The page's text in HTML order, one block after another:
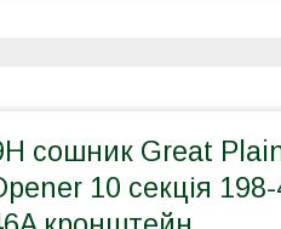
сошник Great
10 секція